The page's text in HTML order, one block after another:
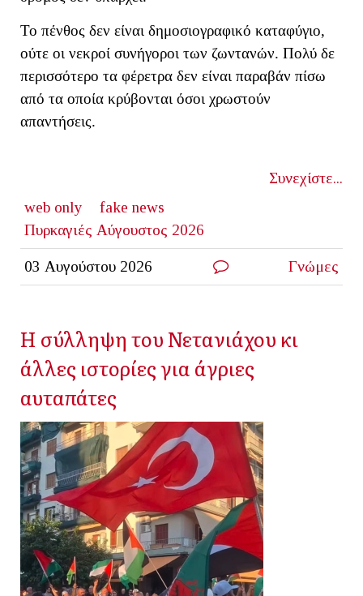
Το πένθος δεν είναι δημοσιογραφικό καταφύγιο,
ούτε οι νεκροί συνήγοροι των ζωντανών. Πολύ δε
περισσότερο τα φέρετρα δεν είναι παραβάν πίσω
από τα οποία κρύβονται όσοι χρωστούν
απαντήσεις.
Συνεχίστε...
web only
fake news
Πυρκαγιές Αύγουστος 2026
03 Αυγούστου 2026 Γνώμες
Η σύλληψη του Νετανιάχου κι
άλλες ιστορίες για άγριες
αυταπάτες